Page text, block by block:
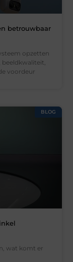
betrouwbaar
opzetten
beeldkwaliteit,
voordeur
BLOG
wat komt er